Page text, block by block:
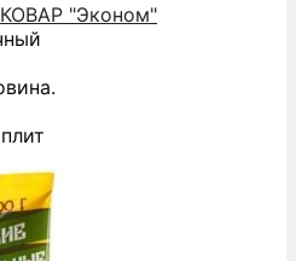
"Эконом"